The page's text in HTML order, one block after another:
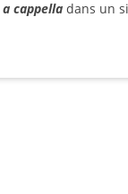
a cappella dans un